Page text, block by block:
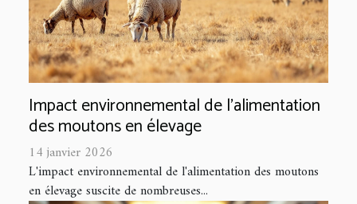
Impact environnemental de l'alimentation
des moutons en élevage
14 janvier 2026
L'impact environnemental de l'alimentation des moutons
en élevage suscite de nombreuses...